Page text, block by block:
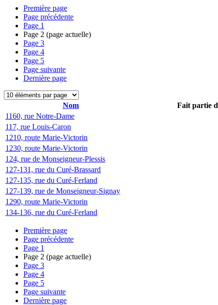
Première page
Page précédente
Page 1
Page 2 (page actuelle)
Page 3
Page 4
Page 5
Page suivante
Dernière page
Nom
Fait partie
1160, rue Notre-Dame
117, rue Louis-Caron
1210, route Marie-Victorin
1230, route Marie-Victorin
124, rue de Monseigneur-Plessis
127-131, rue du Curé-Brassard
127-135, rue du Curé-Ferland
127-139, rue de Monseigneur-Signay
1290, route Marie-Victorin
134-136, rue du Curé-Ferland
Première page
Page précédente
Page 1
Page 2 (page actuelle)
Page 3
Page 4
Page 5
Page suivante
Dernière page